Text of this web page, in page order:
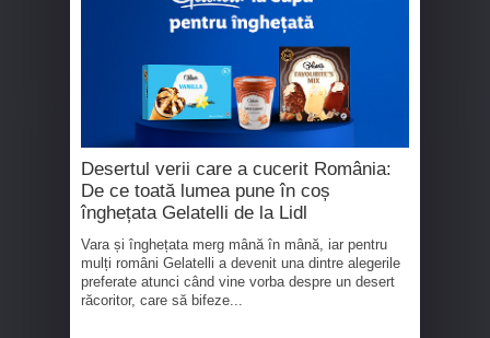
Desertul verii care a cucerit România:
De ce toată lumea pune în coș
înghețata Gelatelli de la Lidl
Vara și înghețata merg mână în mână, iar pentru
mulți români Gelatelli a devenit una dintre alegerile
preferate atunci când vine vorba despre un desert
răcoritor, care să bifeze...